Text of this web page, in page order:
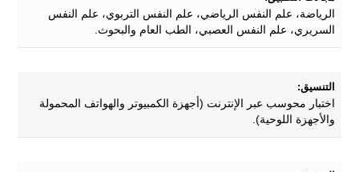
الرياضة، علم النفس الرياضي، علم النفس التربوي، علم النفس
السريري، علم النفس العصبي، الطب العام والبحوث.
التنسيق:
اختبار محوسب عبر الإنترنت (أجهزة الكمبيوتر والهواتف المحمولة
والأجهزة اللوحية).